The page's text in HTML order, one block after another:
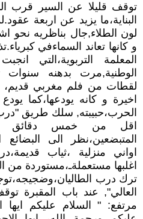
توقف قليلا عن السير قرب
البناية،ما يزيد عن اربعة
لون الطلاء,جال بناظريه نحو
و كانها تعاند السماءفي
المعلمة التربوية،التي
الوطنية,مرت بدهنه
لقطات من فلم مغربي قديم،
اخيرة و كانه يودعها،كما
الحرب،حبيبته, سلك طريق
اقل من خمس دقائق
المتبضعين،نظر الى
اواني منزلية ،ثياب
اغلبها مستعملةـ،مستوردة من
ترك درب
العالي", عند باب المقبرة
مرتفع: " السلام عليكم ايها